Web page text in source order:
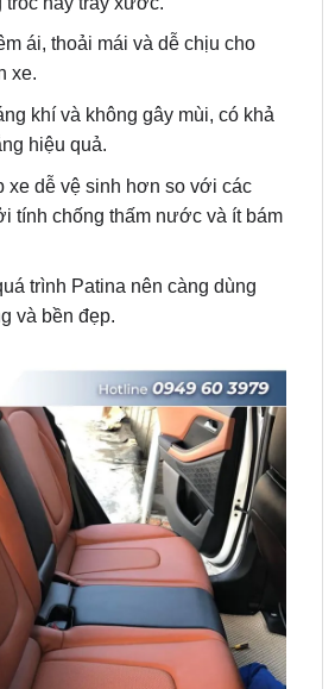
xe.
khí và không gây mùi, có khả
hiệu quả.
xe dễ vệ sinh hơn so với các
tính chống thấm nước và ít bám
trình Patina nên càng dùng
và bền đẹp.